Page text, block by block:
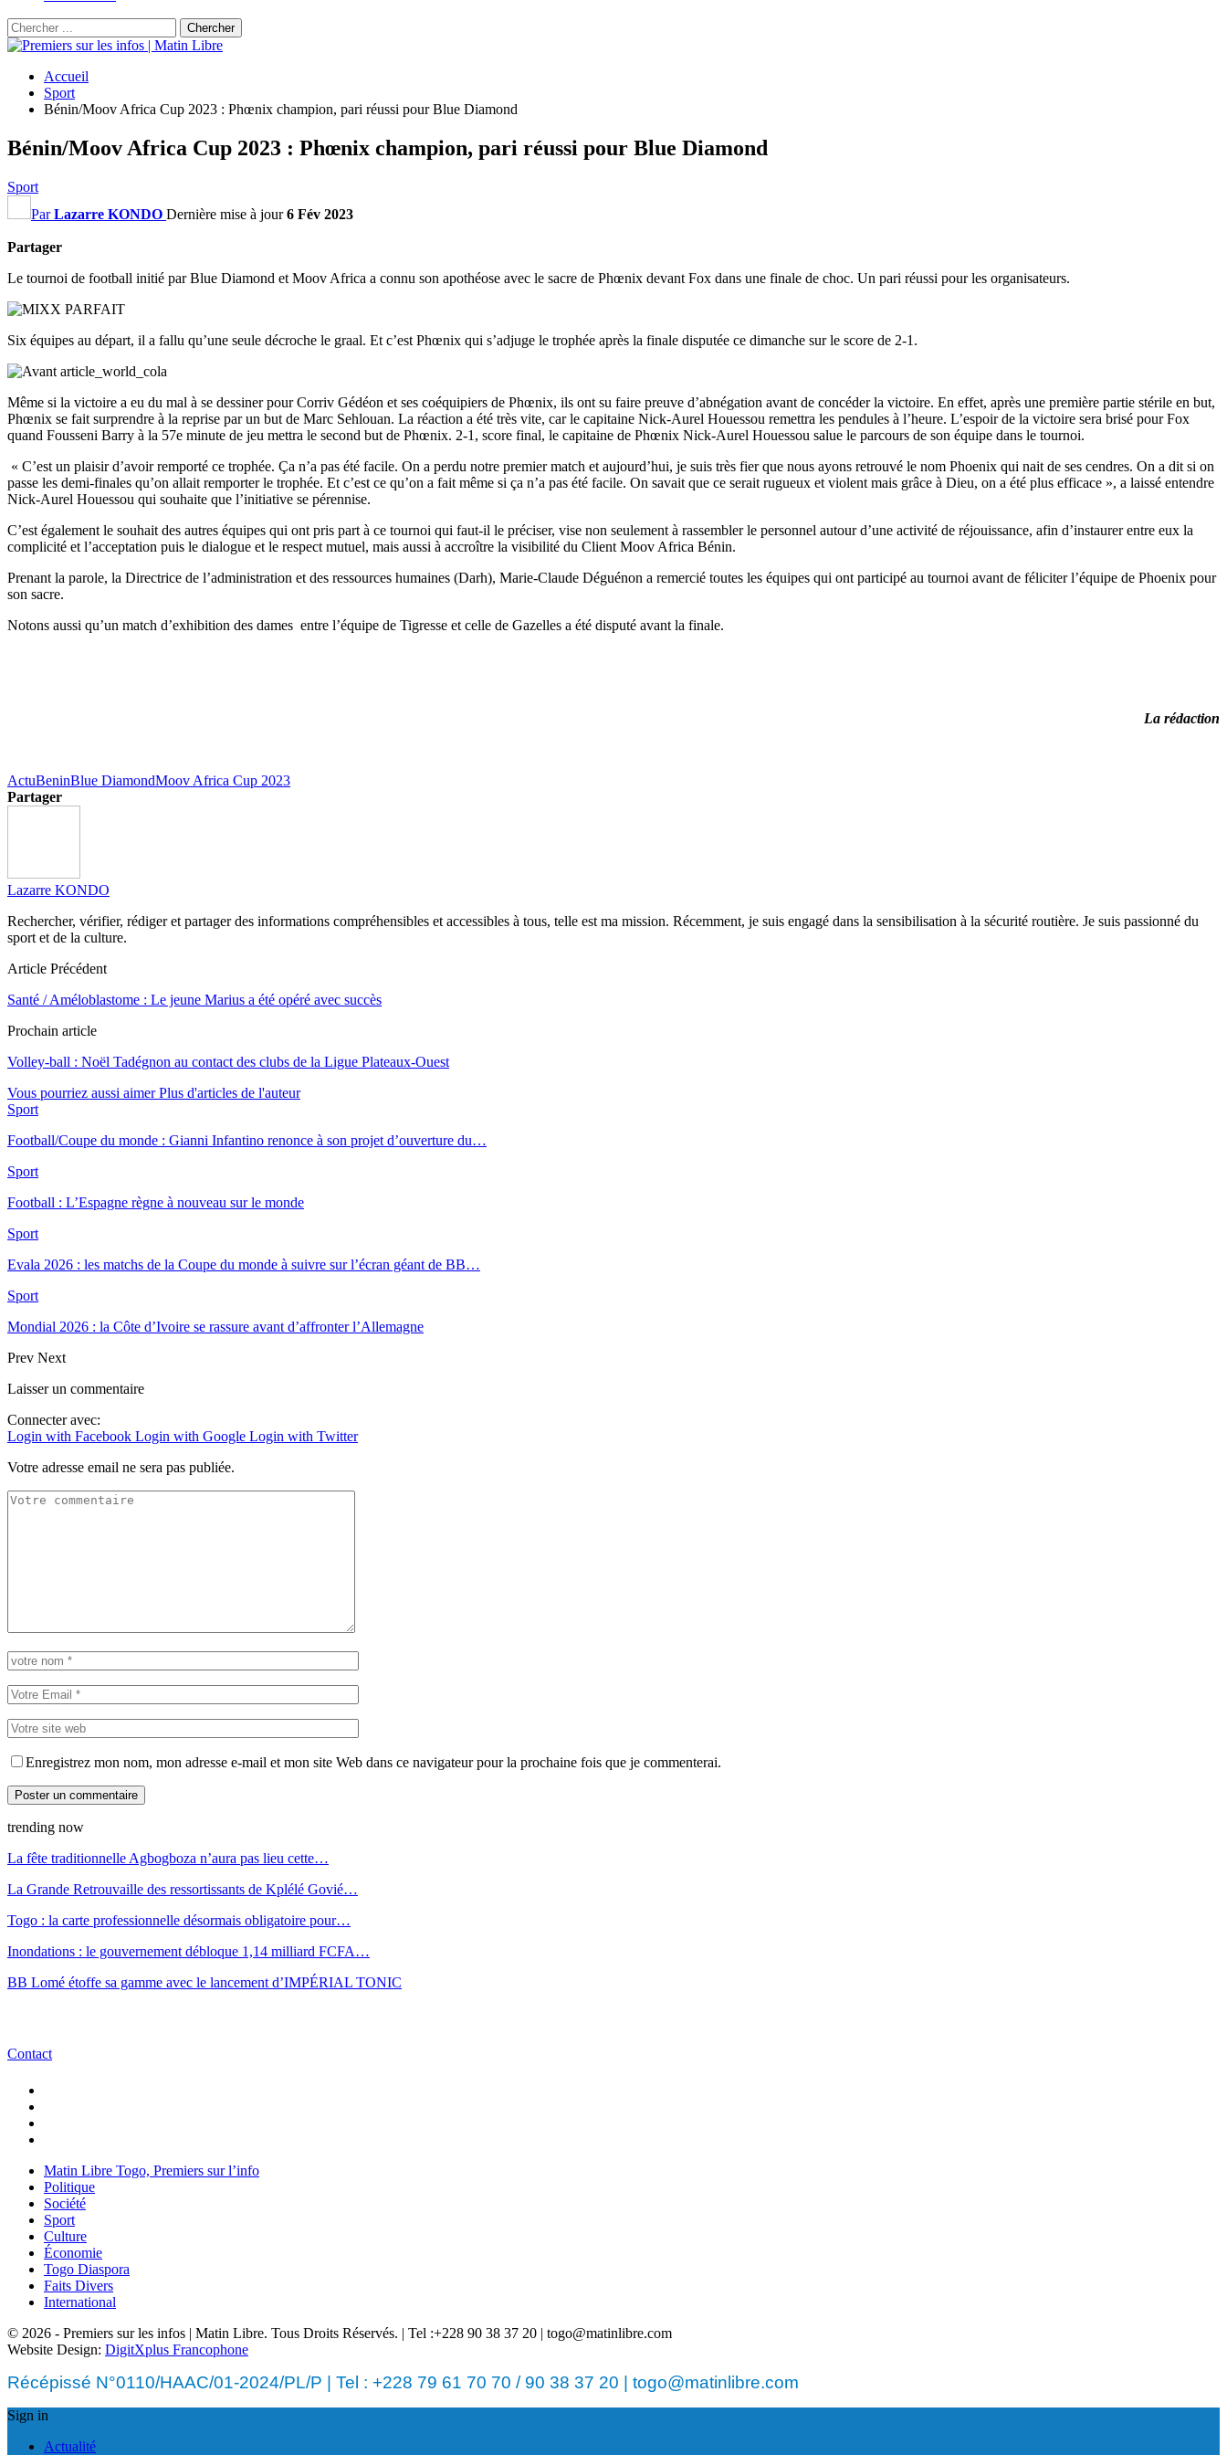
Accueil
Sport
Bénin/Moov Africa Cup 2023 : Phœnix champion, pari réussi pour Blue Diamond
Bénin/Moov Africa Cup 2023 : Phœnix champion, pari réussi pour Blue Diamond
Sport
ParLazarre KONDO Dernière mise à jour6 Fév 2023
Partager
Le tournoi de football initié par Blue Diamond et Moov Africa a connu son apothéose avec le sacre de Phœnix devant Fox dans une finale de choc. Un pari réussi pour les organisateurs.
Six équipes au départ, il a fallu qu’une seule décroche le graal. Et c’est Phœnix qui s’adjuge le trophée après la finale disputée ce dimanche sur le score de 2-1.
Même si la victoire a eu du mal à se dessiner pour Corriv Gédéon et ses coéquipiers de Phœnix, ils ont su faire preuve d’abnégation avant de concéder la victoire. En effet, après une première partie stérile en but,
Phœnix se fait surprendre à la reprise par un but de Marc Sehlouan. La réaction a été très vite, car le capitaine Nick-Aurel Houessou remettra les pendules à l’heure. L’espoir de la victoire sera brisé pour Fox
quand Fousseni Barry à la 57e minute de jeu mettra le second but de Phœnix. 2-1, score final, le capitaine de Phœnix Nick-Aurel Houessou salue le parcours de son équipe dans le tournoi.
« C’est un plaisir d’avoir remporté ce trophée. Ça n’a pas été facile. On a perdu notre premier match et aujourd’hui, je suis très fier que nous ayons retrouvé le nom Phoenix qui nait de ses cendres. On a dit si on
passe les demi-finales qu’on allait remporter le trophée. Et c’est ce qu’on a fait même si ça n’a pas été facile. On savait que ce serait rugueux et violent mais grâce à Dieu, on a été plus efficace », a laissé entendre
Nick-Aurel Houessou qui souhaite que l’initiative se pérennise.
C’est également le souhait des autres équipes qui ont pris part à ce tournoi qui faut-il le préciser, vise non seulement à rassembler le personnel autour d’une activité de réjouissance, afin d’instaurer entre eux la
complicité et l’acceptation puis le dialogue et le respect mutuel, mais aussi à accroître la visibilité du Client Moov Africa Bénin.
Prenant la parole, la Directrice de l’administration et des ressources humaines (Darh), Marie-Claude Déguénon a remercié toutes les équipes qui ont participé au tournoi avant de féliciter l’équipe de Phoenix pour
son sacre.
Notons aussi qu’un match d’exhibition des dames entre l’équipe de Tigresse et celle de Gazelles a été disputé avant la finale.
La rédaction
ActuBeninBlue DiamondMoov Africa Cup 2023
Partager
Lazarre KONDO
Rechercher, vérifier, rédiger et partager des informations compréhensibles et accessibles à tous, telle est ma mission. Récemment, je suis engagé dans la sensibilisation à la sécurité routière. Je suis passionné du
sport et de la culture.
Article Précédent
Santé / Améloblastome : Le jeune Marius a été opéré avec succès
Prochain article
Volley-ball : Noël Tadégnon au contact des clubs de la Ligue Plateaux-Ouest
Vous pourriez aussi aimer Plus d'articles de l'auteur
Sport
Football/Coupe du monde : Gianni Infantino renonce à son projet d’ouverture du…
Sport
Football : L’Espagne règne à nouveau sur le monde
Sport
Evala 2026 : les matchs de la Coupe du monde à suivre sur l’écran géant de BB…
Sport
Mondial 2026 : la Côte d’Ivoire se rassure avant d’affronter l’Allemagne
Prev Next
Laisser un commentaire
Connecter avec:
Login with Facebook Login with Google Login with Twitter
Votre adresse email ne sera pas publiée.
Enregistrez mon nom, mon adresse e-mail et mon site Web dans ce navigateur pour la prochaine fois que je commenterai.
trending now
La fête traditionnelle Agbogboza n’aura pas lieu cette…
La Grande Retrouvaille des ressortissants de Kplélé Govié…
Togo : la carte professionnelle désormais obligatoire pour…
Inondations : le gouvernement débloque 1,14 milliard FCFA…
BB Lomé étoffe sa gamme avec le lancement d’IMPÉRIAL TONIC
Contact
Matin Libre Togo, Premiers sur l’info
Politique
Société
Sport
Culture
Économie
Togo Diaspora
Faits Divers
International
© 2026 - Premiers sur les infos | Matin Libre. Tous Droits Réservés. | Tel :+228 90 38 37 20 | togo@matinlibre.com
Website Design: DigitXplus Francophone
Récépissé N°0110/HAAC/01-2024/PL/P | Tel : +228 79 61 70 70 / 90 38 37 20 | togo@matinlibre.com
Sign in
Actualité